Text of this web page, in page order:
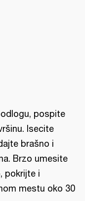
pospite
Isecite
brašno i
Brzo umesite
pokrijte i
mestu oko 30